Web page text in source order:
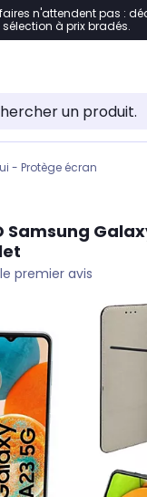
à la navigation
au pied de page
au chatbot
n'attendent pas :
sélection à prix bradés.
- Protège écran
Samsung
premier avis